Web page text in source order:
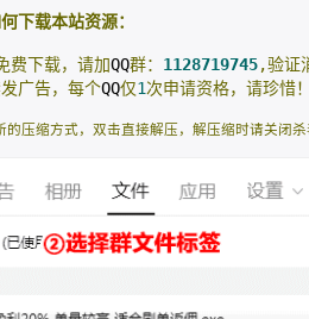
下载本站资源：
费下载，请加QQ群： 1128719745,验证
广告，每个QQ仅1次申请资格，请珍惜！
压缩方式，双击直接解压，解压缩时请关闭杀